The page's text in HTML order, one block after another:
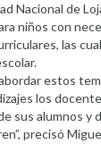
Nacional de
niños con
las
estos
los
sus alumnos y
precisó